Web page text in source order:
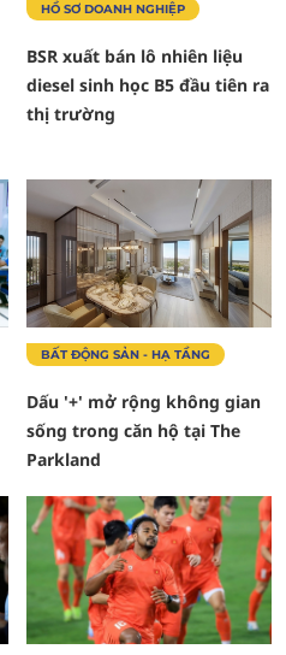
HỒ SƠ DOANH NGHIỆP
BSR xuất bán lô nhiên liệu
diesel sinh học B5 đầu tiên ra
thị trường
BẤT ĐỘNG SẢN - HẠ TẦNG
Dấu '+' mở rộng không gian
sống trong căn hộ tại The
Parkland